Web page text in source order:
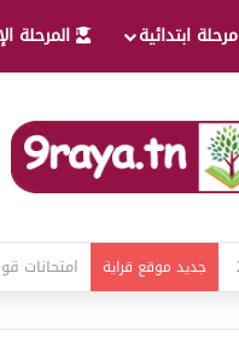
مرحلة ابتدائية المرحلة
جديد موقع قراية امتحانات